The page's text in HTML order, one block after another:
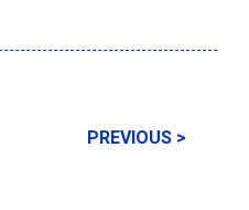
PREVIOUS >